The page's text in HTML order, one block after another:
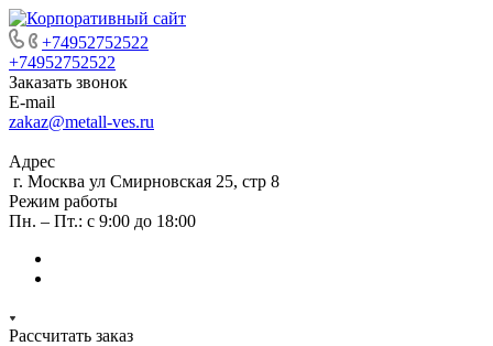
+74952752522
+74952752522
Заказать звонок
E-mail
zakaz@metall-ves.ru
Адрес
г. Москва ул Смирновская 25, стр 8
Режим работы
Пн. – Пт.: с 9:00 до 18:00
Рассчитать заказ